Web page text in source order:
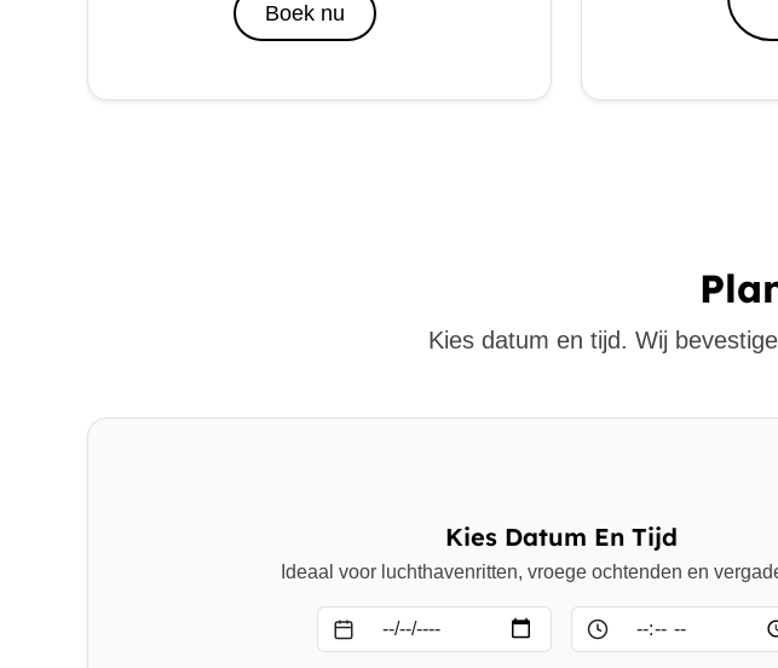
Boek nu
Kies datum en tijd. Wij
Kies Datum En Tijd
Ideaal voor luchthavenritten, vroege ochtenden en